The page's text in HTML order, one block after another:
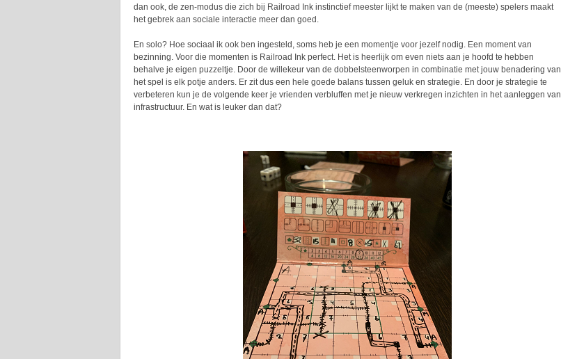
dan ook, de zen-modus die zich bij Railroad Ink instinctief meester lijkt te maken van de (meeste) spelers maakt
het gebrek aan sociale interactie meer dan goed.
En solo? Hoe sociaal ik ook ben ingesteld, soms heb je een momentje voor jezelf nodig. Een moment van
bezinning. Voor die momenten is Railroad Ink perfect. Het is heerlijk om even niets aan je hoofd te hebben
behalve je eigen puzzeltje. Door de willekeur van de dobbelsteenworpen in combinatie met jouw benadering van
het spel is elk potje anders. Er zit dus een hele goede balans tussen geluk en strategie. En door je strategie te
verbeteren kun je de volgende keer je vrienden verbluffen met je nieuw verkregen inzichten in het aanleggen van
infrastructuur. En wat is leuker dan dat?